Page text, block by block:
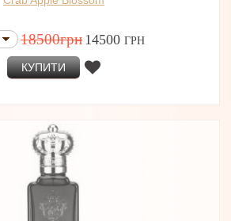
18500грн 14500 ГРН
КУПИТИ